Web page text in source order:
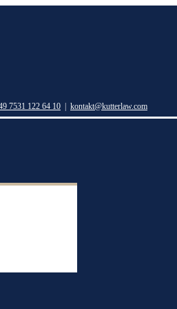
7531 122 64 10 | kontakt@kutterlaw.com